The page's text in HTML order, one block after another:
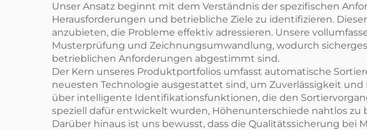
Unser Ansatz beginnt mit dem Verständnis der spezifischen
Herausforderungen und betriebliche Ziele zu identifizieren.
anzubieten, die Probleme effektiv adressieren. Unsere
Musterprüfung und Zeichnungsumwandlung, wodurch
betrieblichen Anforderungen abgestimmt sind.
Der Kern unseres Produktportfolios umfasst automatische
neuesten Technologie ausgestattet sind, um Zuverlässigkeit
über intelligente Identifikationsfunktionen, die den
speziell dafür entwickelt wurden, Höhenunterschiede nahtlos zu
Darüber hinaus ist uns bewusst, dass die Qualitätssicherung